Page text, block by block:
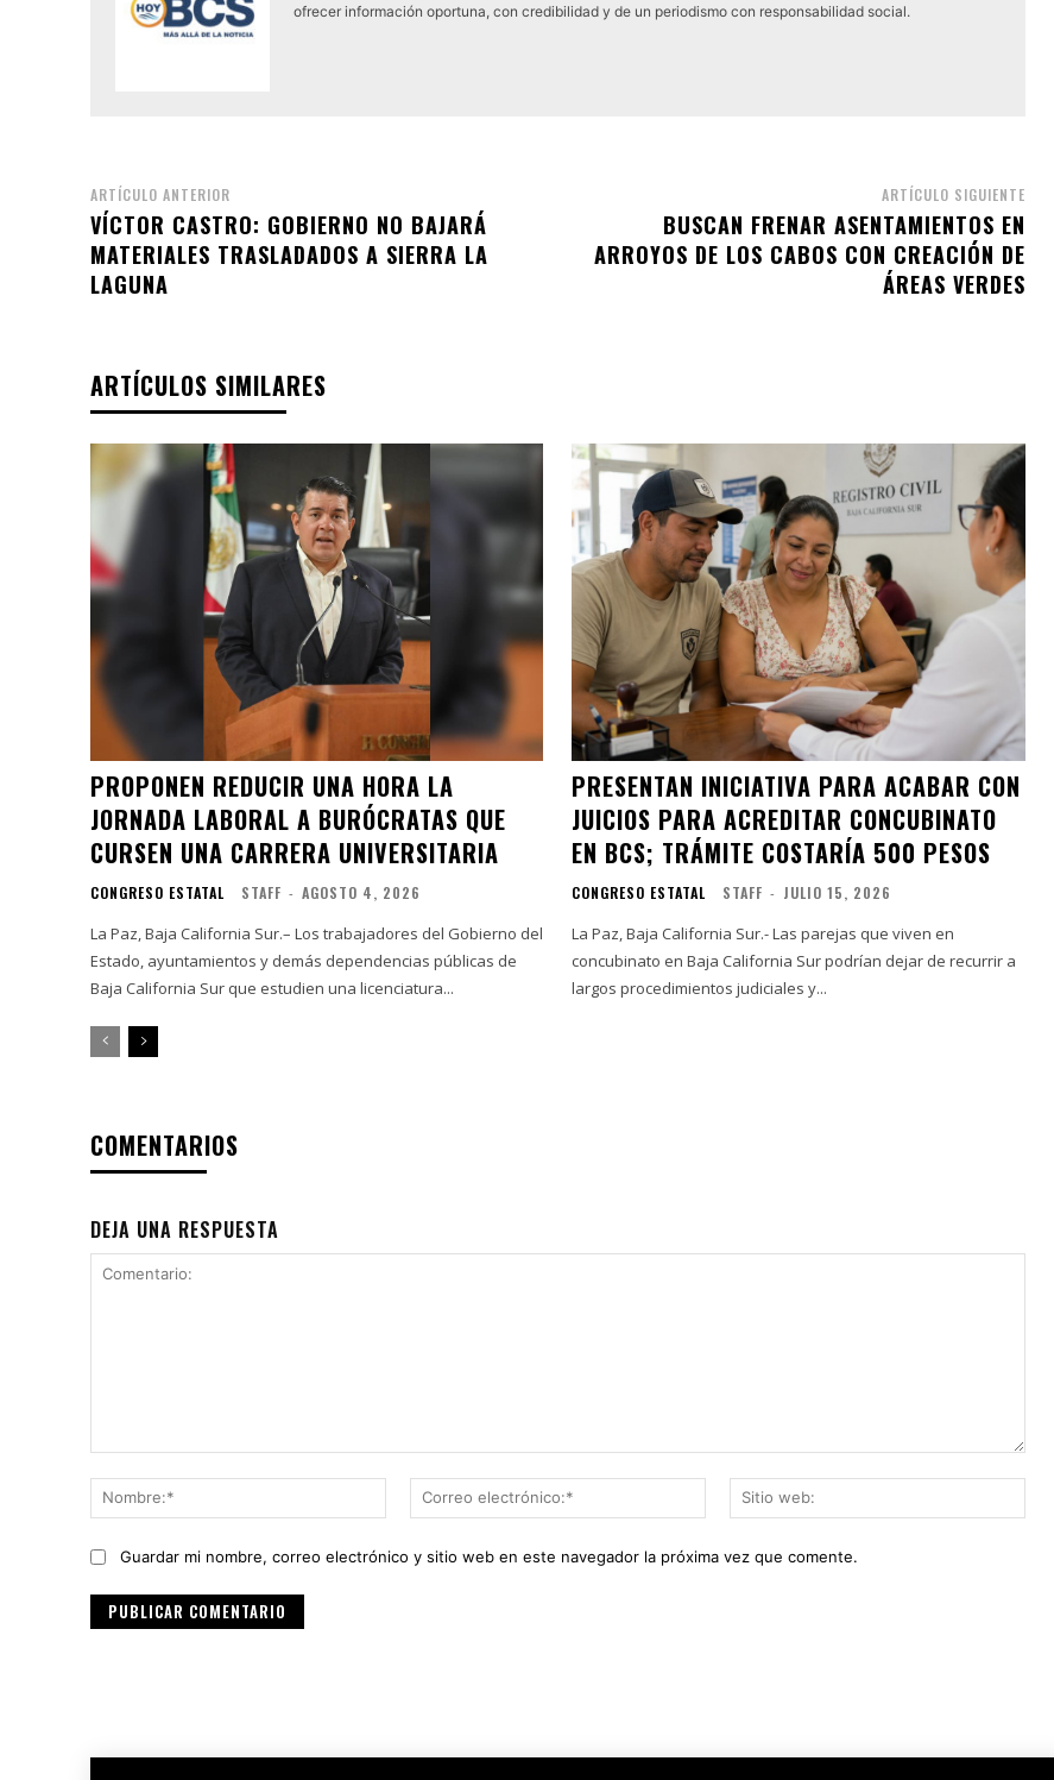
ofrecer información oportuna, con credibilidad y de un periodismo con responsabilidad social.
ARTÍCULO ANTERIOR
VÍCTOR CASTRO: GOBIERNO NO BAJARÁ
MATERIALES TRASLADADOS A SIERRA LA
LAGUNA
ARTÍCULO SIGUIENTE
BUSCAN FRENAR ASENTAMIENTOS EN
ARROYOS DE LOS CABOS CON CREACIÓN DE
ÁREAS VERDES
ARTÍCULOS SIMILARES
PROPONEN REDUCIR UNA HORA LA
JORNADA LABORAL A BURÓCRATAS QUE
CURSEN UNA CARRERA UNIVERSITARIA
CONGRESO ESTATAL STAFF - AGOSTO 4, 2026
La Paz, Baja California Sur.– Los trabajadores del Gobierno del
Estado, ayuntamientos y demás dependencias públicas de
Baja California Sur que estudien una licenciatura...
PRESENTAN INICIATIVA PARA ACABAR CON
JUICIOS PARA ACREDITAR CONCUBINATO
EN BCS; TRÁMITE COSTARÍA 500 PESOS
CONGRESO ESTATAL STAFF - JULIO 15, 2026
La Paz, Baja California Sur.- Las parejas que viven en
concubinato en Baja California Sur podrían dejar de recurrir a
largos procedimientos judiciales y...
COMENTARIOS
DEJA UNA RESPUESTA
Nombre:*
Correo
electrónico:*
web:
Guardar mi nombre, correo electrónico y sitio web en este navegador la próxima vez que comente.